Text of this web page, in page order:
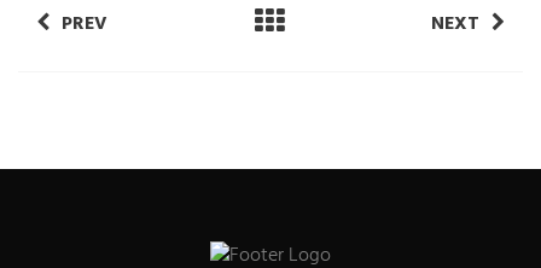
PREV NEXT